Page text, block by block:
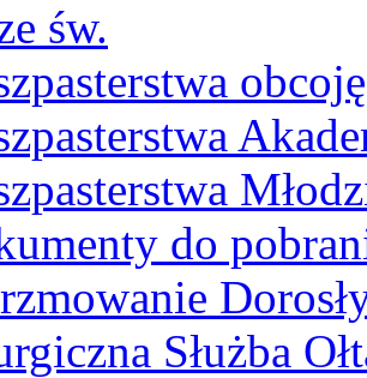
św.
do
Służba